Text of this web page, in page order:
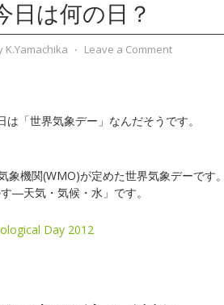
日は何の日？
K.Yamachika ⋅ Leave a Comment
は「世界気象デー」なんだそうです。
象機関(WMO)が定めた世界気象デーです
―天気・気候・水」です。
Day 2012